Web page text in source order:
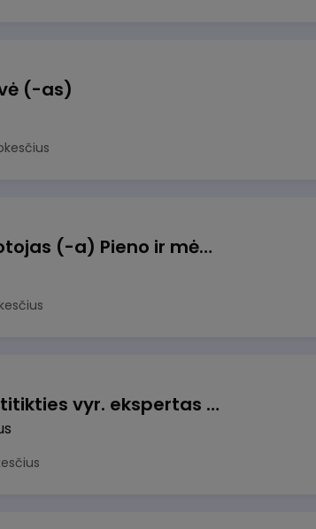
(-as)
Užsakymų komplektuotojas (-a) Pieno ir mėsos sandėlyje
Veiklos užtikrinimo ir atitikties vyr. ekspertas (-ė) (Vilnius, LT)